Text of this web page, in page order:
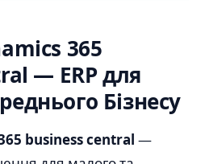
365
— ERP для
Бізнесу
business central —